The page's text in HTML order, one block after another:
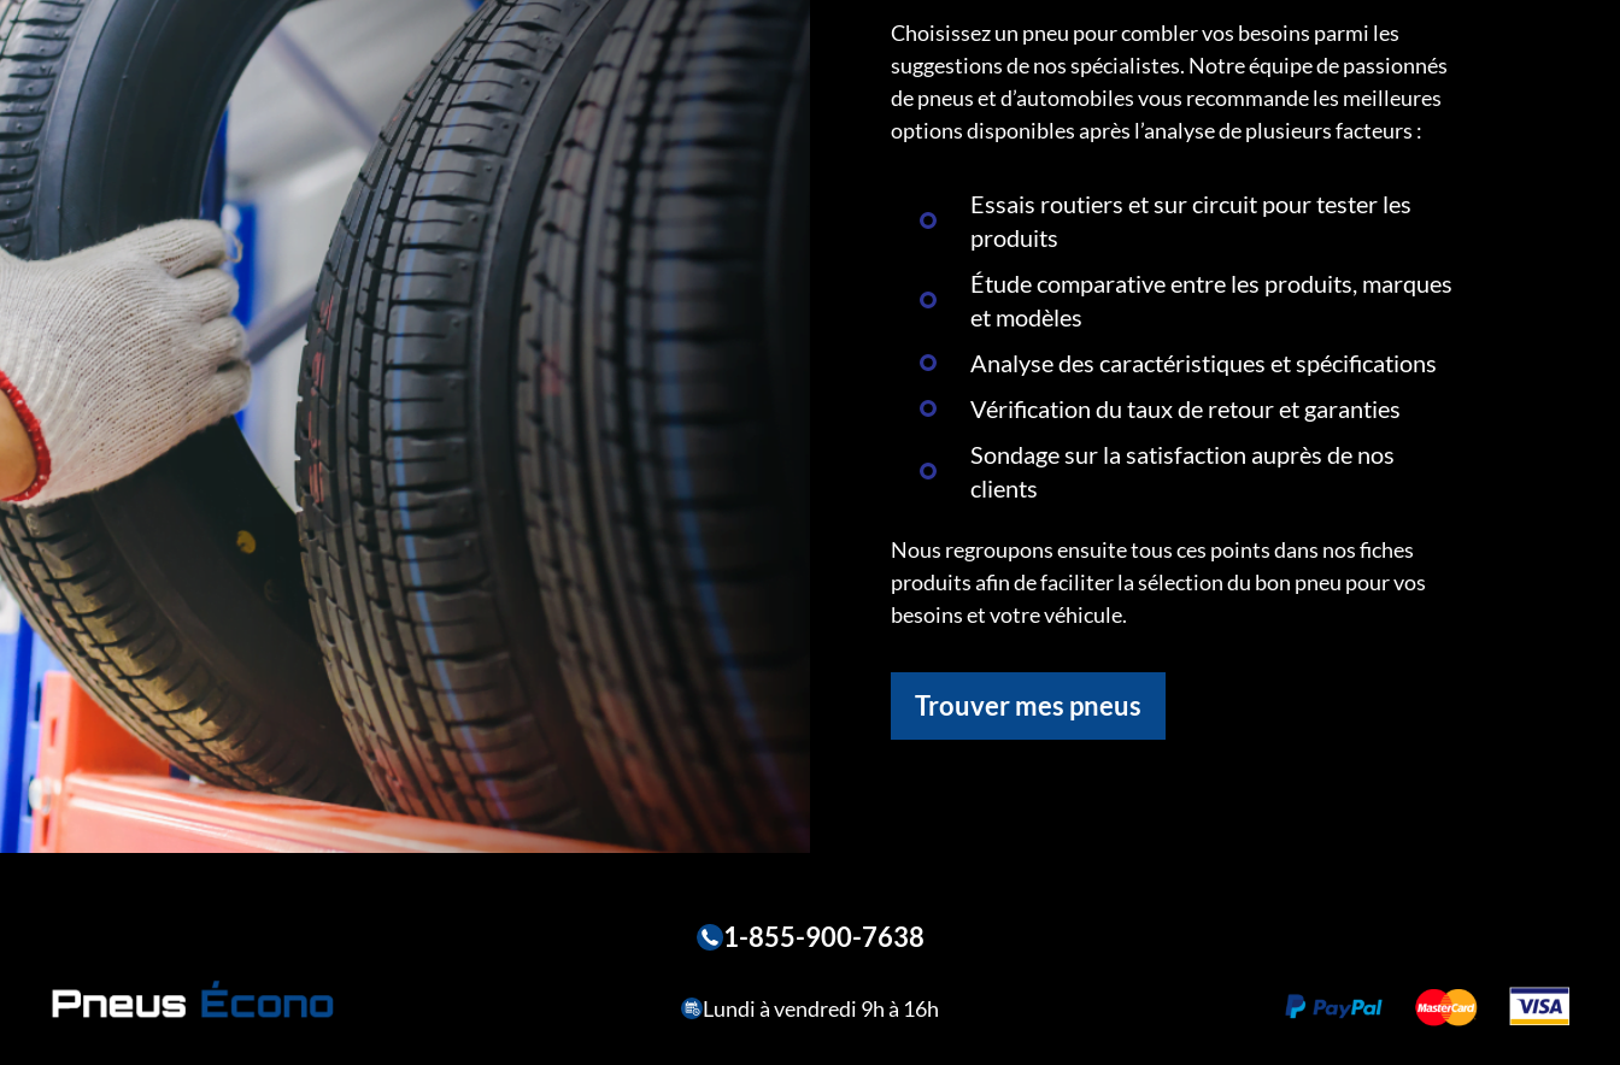
Choisissez un pneu pour combler vos besoins parmi les
suggestions de nos spécialistes. Notre équipe de passionnés
de pneus et d’automobiles vous recommande les meilleures
options disponibles après l’analyse de plusieurs facteurs :
Essais routiers et sur circuit pour tester les
produits
Étude comparative entre les produits, marques
et modèles
Analyse des caractéristiques et spécifications
Vérification du taux de retour et garanties
Sondage sur la satisfaction auprès de nos
clients
Nous regroupons ensuite tous ces points dans nos fiches
produits afin de faciliter la sélection du bon pneu pour vos
besoins et votre véhicule.
Trouver mes pneus
1-855-900-7638
Lundi à vendredi 9h à 16h